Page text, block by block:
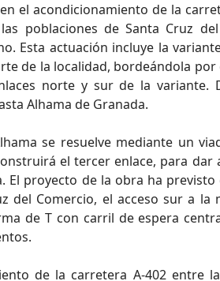
el acondicionamiento de la
poblaciones de Santa Cruz
Esta actuación incluye la
de la localidad, bordeándola
norte y sur de la variante.
Alhama de Granada.
se resuelve mediante un
el tercer enlace, para dar
El proyecto de la obra ha
del Comercio, el acceso sur a la
de T con carril de espera
de la carretera A-402 entre